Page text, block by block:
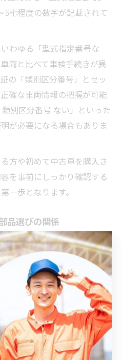
5桁程度の数字が記載されて
わゆる「型式指定番号な
両と比べて車検手続きが異
の「類別区分番号」とセッ
確な車両情報の把握が可能
別区分番号 ない」といった
が必要になる場合もありま
方や初めて中古車を購入さ
を事前にしっかり確認する
一歩となります。
品選びの関係
品の選定において非常に重
車種でも型式やグレードが
修部品が変わるため、正確
せません。
」などで調べると、型式ごと
オイルフィルターなどが異
った部品を注文してしまう
や追加費用が発生するだけ